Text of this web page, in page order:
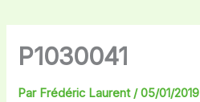
P1030041
Par Frédéric Laurent /05/01/2019